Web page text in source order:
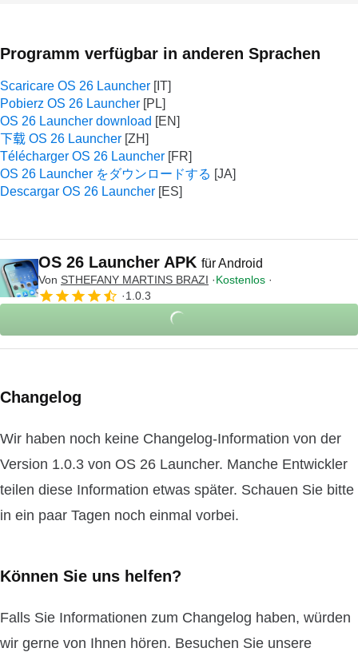
Programm verfügbar in anderen Sprachen
Scaricare OS 26 Launcher
Pobierz OS 26 Launcher
OS 26 Launcher download
下载 OS 26 Launcher
Télécharger OS 26 Launcher
OS 26 Launcher をダウンロードする
Descargar OS 26 Launcher
OS 26 Launcher APK für Android
Von STHEFANY MARTINS BRAZI
Kostenlos
1.0.3
Changelog
Wir haben noch keine Changelog-Information von der
Version 1.0.3 von OS 26 Launcher. Manche Entwickler
teilen diese Information etwas später. Schauen Sie bitte
in ein paar Tagen noch einmal vorbei.
Können Sie uns helfen?
Falls Sie Informationen zum Changelog haben, würden
wir gerne von Ihnen hören. Besuchen Sie unsere